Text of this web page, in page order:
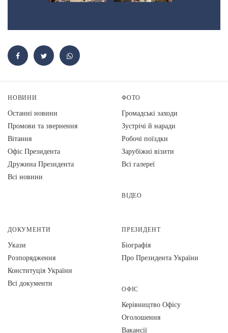
НОВИНИ
Останні новини
Промови та звернення
Вiтання
Офіс Президента
Дружина Президента
Всі новини
ФОТО
Громадські заходи
Зустрічі й наради
Робочі поїздки
Зарубіжні візити
Всі галереї
ВІДЕО
ДОКУМЕНТИ
Укази
Розпорядження
Конституція України
Всі документи
ПРЕЗИДЕНТ
Біографія
Про Президента України
ОФІС
Керівництво Офісу
Оголошення
Вакансії